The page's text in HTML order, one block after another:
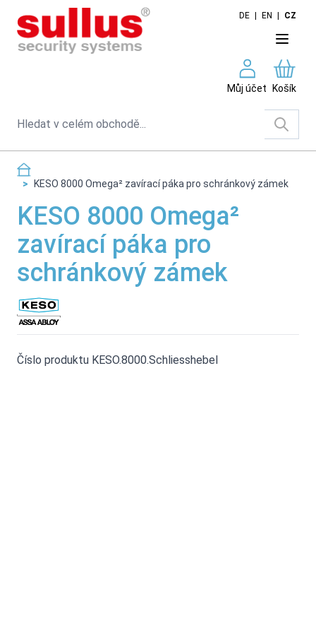
Skip to Content
DE EN CZ
Můj účet Košík
Search
> KESO 8000 Omega² zavírací páka pro schránkový zámek
KESO 8000 Omega²
zavírací páka pro
schránkový zámek
Číslo produktu KESO.8000.Schliesshebel